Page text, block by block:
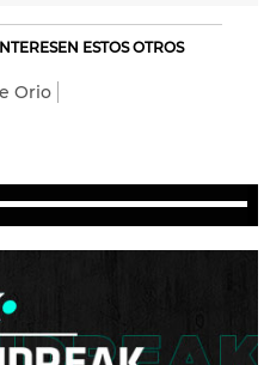
ESTOS OTROS
Orio